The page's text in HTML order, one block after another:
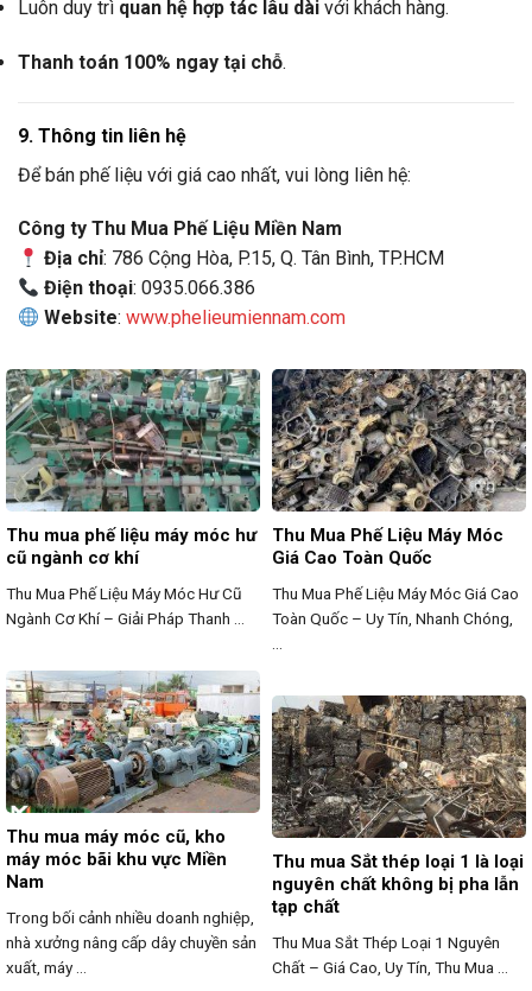
Luôn duy trì quan hệ hợp tác lâu dài với khách hàng.
Thanh toán 100% ngay tại chỗ.
9. Thông tin liên hệ
Để bán phế liệu với giá cao nhất, vui lòng liên hệ:
Công ty Thu Mua Phế Liệu Miền Nam
Địa chỉ: 786 Cộng Hòa, P.15, Q. Tân Bình, TP.HCM
Điện thoại: 0935.066.386
Website:www.phelieumiennam.com
Thu mua phế liệu máy móc hư
cũ ngành cơ khí
Thu Mua Phế Liệu Máy Móc Hư Cũ
Ngành Cơ Khí – Giải Pháp Thanh ...
Thu Mua Phế Liệu Máy Móc
Giá Cao Toàn Quốc
Thu Mua Phế Liệu Máy Móc Giá Cao
Toàn Quốc – Uy Tín, Nhanh Chóng,
Thu mua máy móc cũ, kho
máy móc bãi khu vực Miền
Nam
Trong bối cảnh nhiều doanh nghiệp,
nhà xưởng nâng cấp dây chuyền sản
xuất, máy ...
Thu mua Sắt thép loại 1 là loại
nguyên chất không bị pha lẫn
tạp chất
Thu Mua Sắt Thép Loại 1 Nguyên
Chất – Giá Cao, Uy Tín, Thu Mua ...